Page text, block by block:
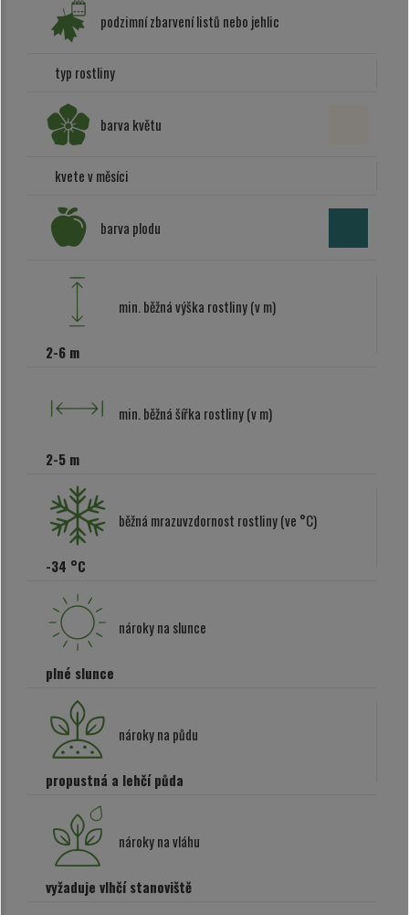
podzimní zbarvení listů nebo jehlic
typ rostliny
barva květu
kvete v měsíci
barva plodu
min. běžná výška rostliny (v m)
2-6 m
min. běžná šířka rostliny (v m)
2-5 m
běžná mrazuvzdornost rostliny (ve °C)
-34 °C
nároky na slunce
plné slunce
nároky na půdu
propustná a lehčí půda
nároky na vláhu
vyžaduje vlhčí stanoviště